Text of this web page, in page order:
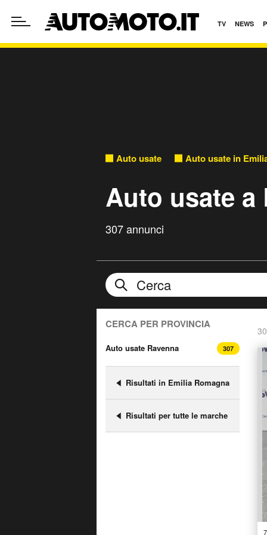
TV NEWS
Auto usate Auto usate in
Auto usate a
307 annunci
CERCA PER PROVINCIA
Auto usate Ravenna 307
Risultati in Emilia Romagna
Risultati per tutte le marche